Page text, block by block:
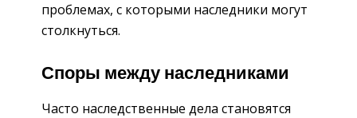
проблемах, с которыми наследники могут
столкнуться.
Споры между наследниками
Часто наследственные дела становятся